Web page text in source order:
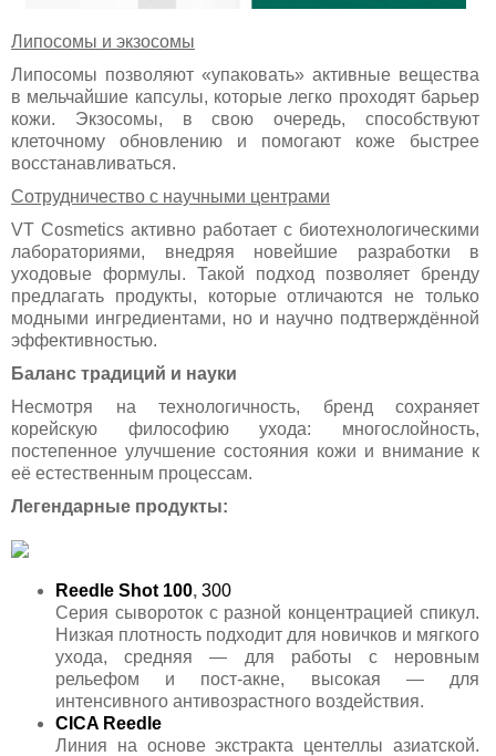
Липосомы и экзосомы
Липосомы позволяют «упаковать» активные вещества
в мельчайшие капсулы, которые легко проходят барьер
кожи. Экзосомы, в свою очередь, способствуют
клеточному обновлению и помогают коже быстрее
восстанавливаться.
Сотрудничество с научными центрами
VT Cosmetics активно работает с биотехнологическими
лабораториями, внедряя новейшие разработки в
уходовые формулы. Такой подход позволяет бренду
предлагать продукты, которые отличаются не только
модными ингредиентами, но и научно подтверждённой
эффективностью.
Баланс традиций и науки
Несмотря на технологичность, бренд сохраняет
корейскую философию ухода: многослойность,
постепенное улучшение состояния кожи и внимание к
её естественным процессам.
Легендарные продукты:
Reedle Shot 100, 300
Серия сывороток с разной концентрацией спикул.
Низкая плотность подходит для новичков и мягкого
ухода, средняя — для работы с неровным
рельефом и пост-акне, высокая — для
интенсивного антивозрастного воздействия.
CICA Reedle
Линия на основе экстракта центеллы азиатской.